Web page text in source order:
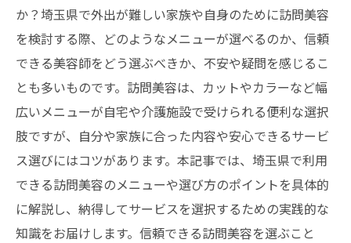
か？埼玉県で外出が難しい家族や自身のために訪問美容
を検討する際、どのようなメニューが選べるのか、信頼
できる美容師をどう選ぶべきか、不安や疑問を感じるこ
とも多いものです。訪問美容は、カットやカラーなど幅
広いメニューが自宅や介護施設で受けられる便利な選択
肢ですが、自分や家族に合った内容や安心できるサービ
ス選びにはコツがあります。本記事では、埼玉県で利用
できる訪問美容のメニューや選び方のポイントを具体的
に解説し、納得してサービスを選択するための実践的な
知識をお届けします。信頼できる訪問美容を選ぶこと